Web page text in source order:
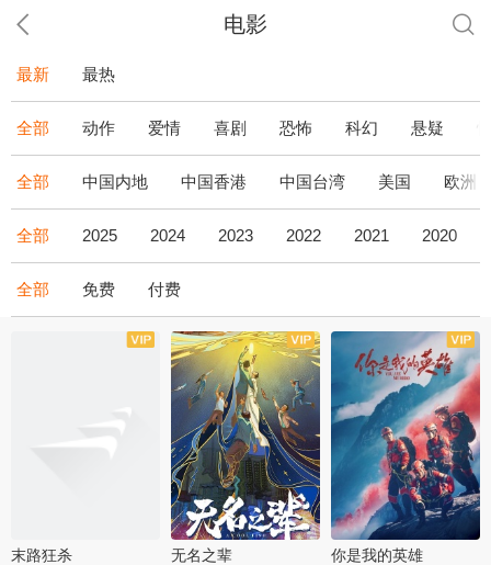
电影
最新 最热
全部 动作 爱情 喜剧 恐怖 科幻 悬疑
全部 中国内地 中国香港 中国台湾 美国 欧洲
全部 2025 2024 2023 2022 2021 2020
全部 免费 付费
末路狂杀 无名之辈 你是我的英雄